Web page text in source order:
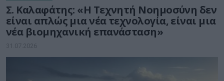
Σ. Καλαφάτης: «Η Τεχνητή Νοημοσύνη δεν
είναι απλώς μια νέα τεχνολογία, είναι μια
νέα βιομηχανική επανάσταση»
31.07.2026